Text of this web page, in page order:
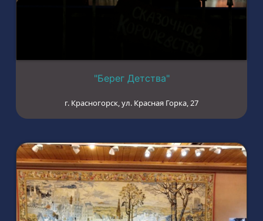
"Берег Детства"
г. Красногорск, ул. Красная Горка, 27